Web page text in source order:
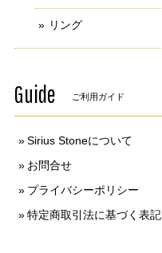
リング
Guide ご利用ガイド
Sirius Stoneについて
お問合せ
プライバシーポリシー
特定商取引法に基づく表記